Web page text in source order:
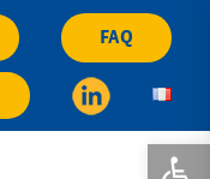
Ouvrir
FAQ